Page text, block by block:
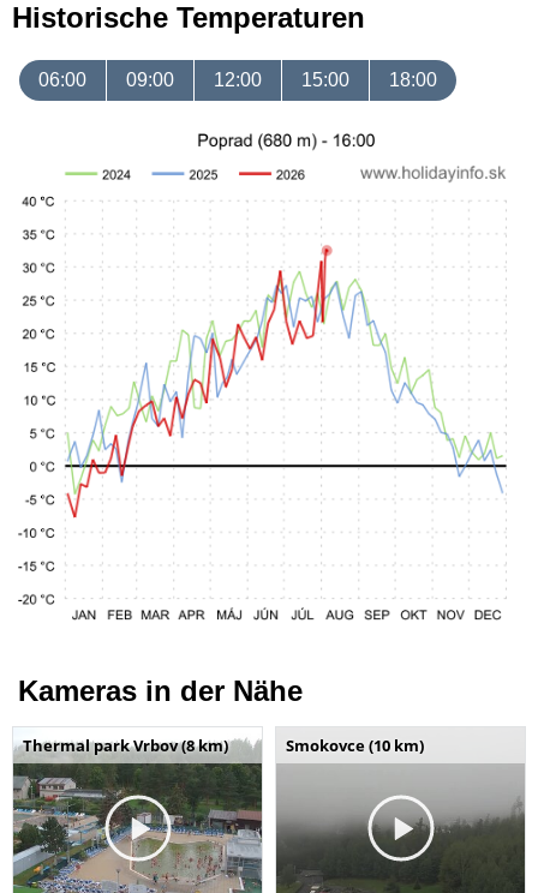
Historische Temperaturen
06:00 09:00 12:00 15:00 18:00
Kameras in der Nähe
Thermal park Vrbov (8 km) Smokovce (10 km)